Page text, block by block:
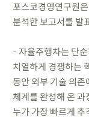
포스코경영연구원
분석한 보고서를 발
- 자율주행차는 단
치열하게 경쟁하는
동안 외부 기술 의존
체계를 완성해 온
누가 가장 빠르게